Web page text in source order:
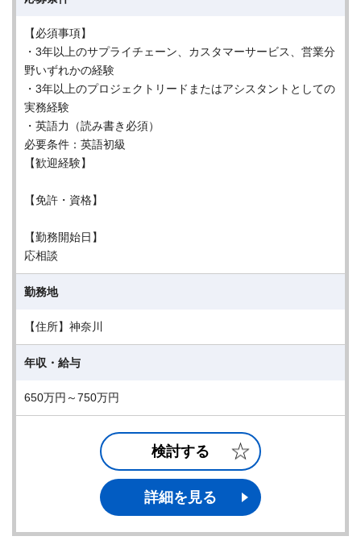
【必須事項】
・3年以上のサプライチェーン、カスタマーサービス、営業分
野いずれかの経験
・3年以上のプロジェクトリードまたはアシスタントとしての
実務経験
・英語力（読み書き必須）
必要条件：英語初級
【歓迎経験】
【免許・資格】
【勤務開始日】
応相談
勤務地
【住所】神奈川
年収・給与
650万円～750万円
検討する
詳細を見る